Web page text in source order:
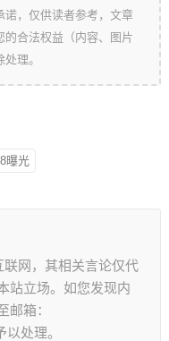
诺，仅供读者参考，文章
的合法权益（内容、图片
理。
曝光
联网，其相关言论仅代
站立场。如您发现内
邮箱：
处理。